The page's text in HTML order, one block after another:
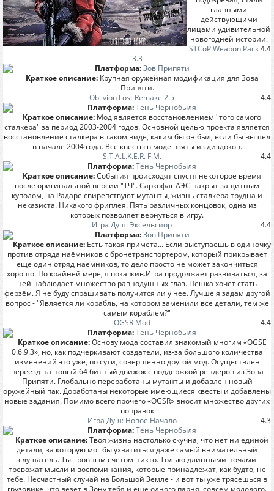
главными
действующими
лицами удивительной
новогодней истории.
4.4
STCoP Weapon Pack
3.3
Платформа: Зов Припяти
Краткое описание:Крупная оружейная модификация для Зова
Припяти.
4.4
Oblivion Lost Remake 2.5
Платформа:Тень Чернобыля
Краткое описание: Мод является восстановлением "того самого
сталкера" за период 2003-2004 годов. Основной целью проекта является
восстановление сталкера в таком виде, каким бы он был, если бы вышел
в начале 2004 года. Все квесты в моде взяты из диздоков.
4.4
S.T.A.L.K.E.R. F.M.
Платформа:Тень Чернобыля
Краткое описание:События происходят спустя некоторое время
после оригинальной версии "ТЧ". Саркофаг АЭС накрыт защитным
куполом, на Радаре свирепствуют мутанты, жизнь сталкера трудна и
неказиста. Никакого фриплея. Пять различных концовок, одна из
которых позволяет вернуться в игру.
4.4
Игра Душ: Эксельсиор
Платформа: Зов Припяти
Краткое описание: Есть такая примета... Если выступаешь в одиночку
против отряда наёмников с бронетранспортером, который прикрывает
еще один отряд наемников, то дело просто не может закончиться
хорошо. По крайней мере, я пока жив.Игра продолжает развиваться, за
ней наблюдает множество равнодушных глаз. Пешка хочет стать
ферзём. Я не буду спрашивать получится ли у нее. Лучше я задам другой
вопрос - "Является ли корабль, на котором заменили все детали, тем же
самым кораблём?"
4.4
OGSR Mod
Платформа:Тень Чернобыля
Краткое описание:Основу мода составил знакомый многим «OGSE
0.6.9.3», но, как подчеркивают создатели, из-за большого количества
изменений это уже, по сути, совершенно другой мод. Осуществлён
переезд на новый 64 битный движок с поддержкой рендеров из Зова
Припяти. Глобально переработаны мутанты и добавлен новый
оружейный пак. Доработаны некоторые имеющиеся квесты и добавлены
новые задания. Помимо всего прочего «OGSR» вносит множество других
поправок
4.3
Игра Душ: Новое Начало
Платформа:Тень Чернобыля
Краткое описание:Твоя жизнь настолько скучна, что нет ни единой
детали, за которую мог бы ухватиться даже самый внимательный
слушатель. Ты - ровным счетом никто. Только длинными ночами
тревожат мысли и воспоминания, которые принадлежат, как будто, не
тебе. Несчастный случай на Большой Земле - и вот ты уже трясешься в
грузовике, что везёт в Зону тебя и еще одного парня, совсем молодого.